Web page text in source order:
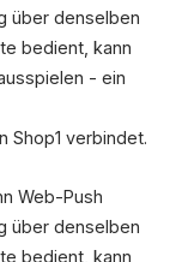
über denselben
bedient, kann
- ein
Shop1 verbindet.
Web-Push
über denselben
bedient, kann